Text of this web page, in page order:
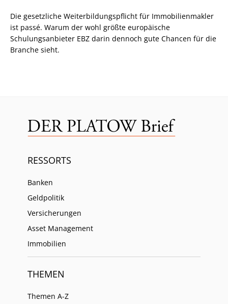
Die gesetzliche Weiterbildungspflicht für Immobilienmakler
ist passé. Warum der wohl größte europäische
Schulungsanbieter EBZ darin dennoch gute Chancen für die
Branche sieht.
RESSORTS
Banken
Geldpolitik
Versicherungen
Asset Management
Immobilien
THEMEN
Themen A-Z